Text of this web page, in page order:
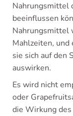
Nahrungsmittel
beeinflussen
Nahrungsmittel
Mahlzeiten, und
sie sich auf den
auswirken.
Es wird nicht
oder
die Wirkung